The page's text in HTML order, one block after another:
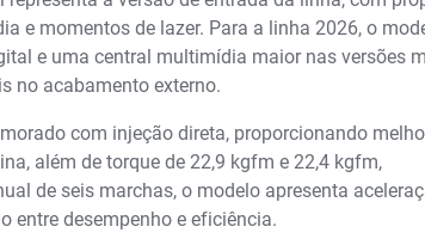
e momentos de lazer. Para a linha 2026, o
e uma central multimídia maior nas versões
no acabamento externo.
com injeção direta, proporcionando
além de torque de 22,9 kgfm e 22,4 kgfm,
de seis marchas, o modelo apresenta
entre desempenho e eficiência.